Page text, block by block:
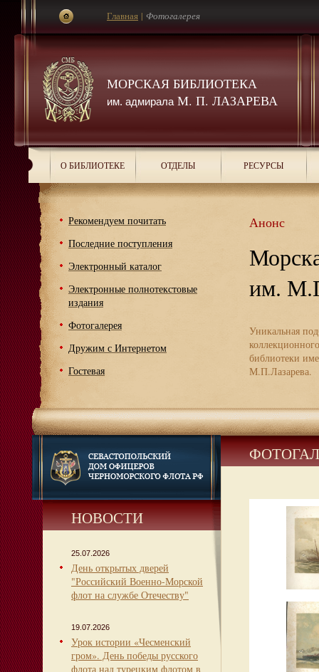
МОРСКАЯ БИБЛИОТЕКА
им. адмиралаМ. П. ЛАЗАРЕВА
Главная | Фотогалерея
О БИБЛИОТЕКЕ ОТДЕЛЫ РЕСУРСЫ
Рекомендуем почитать
Последние поступления
Электронный каталог
Электронные полнотекстовые
издания
Фотогалерея
Дружим с Интернетом
Гостевая
Анонс
им.
Уникальная
библиотеки
М.П.Лазарева.
НОВОСТИ
25.07.2026
День открытых дверей
"Российский Военно-Морской
флот на службе Отечеству"
19.07.2026
Урок истории «Чесменский
гром». День победы русского
флота над турецким флотом в